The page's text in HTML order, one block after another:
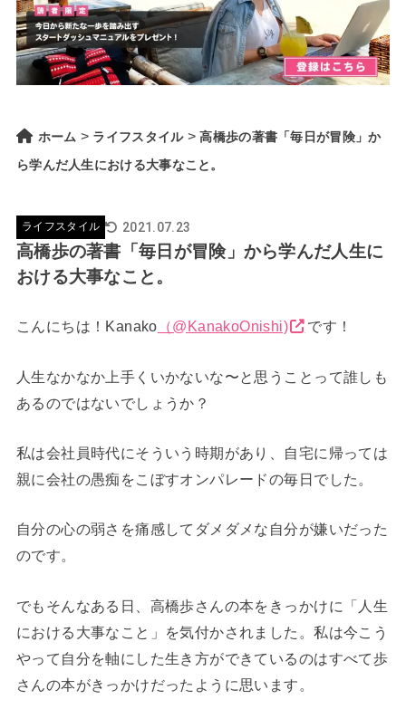
ホーム > ライフスタイル>高橋歩の著書「毎日が冒険」か
ら学んだ人生における大事なこと。
ライフスタイル 2021.07.23
高橋歩の著書「毎日が冒険」から学んだ人生に
おける大事なこと。
こんにちは！Kanako （@KanakoOnishi) です！
人生なかなか上手くいかないな〜と思うことって誰しも
あるのではないでしょうか？
私は会社員時代にそういう時期があり、自宅に帰っては
親に会社の愚痴をこぼすオンパレードの毎日でした。
自分の心の弱さを痛感してダメダメな自分が嫌いだった
のです。
でもそんなある日、高橋歩さんの本をきっかけに「人生
における大事なこと」を気付かされました。私は今こう
やって自分を軸にした生き方ができているのはすべて歩
さんの本がきっかけだったように思います。